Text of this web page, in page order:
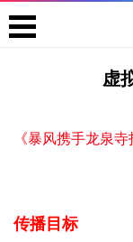
虚
《暴风携手龙泉
传播目标